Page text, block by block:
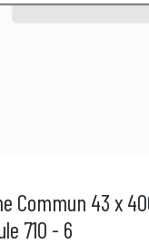
Commun 43 x
710 - 6